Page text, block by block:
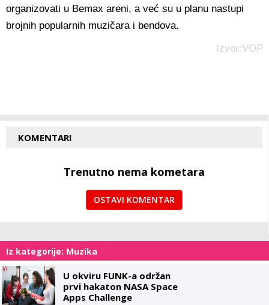
organizovati u Bemax areni, a već su u planu nastupi
brojnih popularnih muzičara i bendova.
Izvor:VOP
KOMENTARI
Trenutno nema kometara
OSTAVI KOMENTAR
Iz kategorije: Muzika
U okviru FUNK-a održan
prvi hakaton NASA Space
Apps Challenge